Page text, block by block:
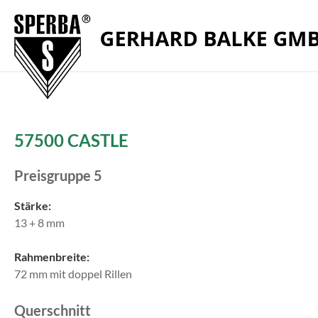
Zum Menü springen
Zur Funktionsleiste springen
Zum Inhalt springen
57500 CASTLE
Preisgruppe 5
Stärke:
13 + 8 mm
Rahmenbreite:
72 mm mit doppel Rillen
Querschnitt